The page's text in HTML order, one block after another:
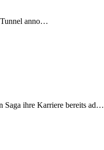
anno…
Saga ihre Karriere bereits ad…